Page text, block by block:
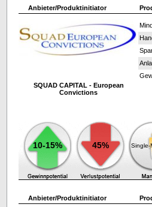
Anbieter/Produktinitiator
SQUAD CAPITAL - European
Convictions
10-15% 45% Single-
Anbieter/Produktinitiator